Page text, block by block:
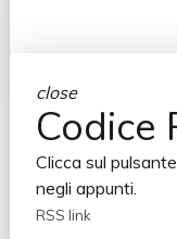
close
Codice
Clicca sul
negli appunti.
RSS link